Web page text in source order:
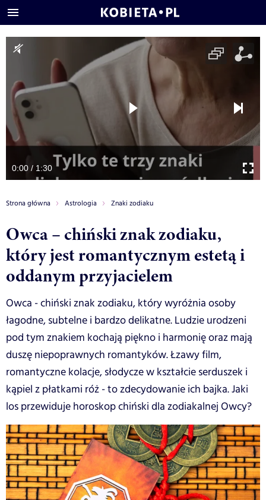
0:00 / 1:30
Strona główna Astrologia Znaki zodiaku
Owca – chiński znak zodiaku,
który jest romantycznym estetą i
oddanym przyjacielem
Owca - chiński znak zodiaku, który wyróżnia osoby
łagodne, subtelne i bardzo delikatne. Ludzie urodzeni
pod tym znakiem kochają piękno i harmonię oraz mają
duszę niepoprawnych romantyków. Łzawy film,
romantyczne kolacje, słodycze w kształcie serduszek i
kąpiel z płatkami róż - to zdecydowanie ich bajka. Jaki
los przewiduje horoskop chiński dla zodiakalnej Owcy?